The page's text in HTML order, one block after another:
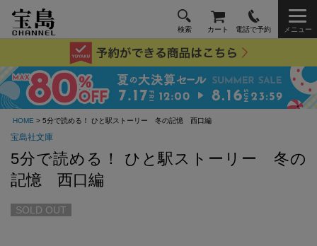
検索 カート 電話で予約 メニュー
HOME > 5分で読める！ ひと駅ストーリー 冬の記憶 西口編
宝島社文庫
5分で読める！ ひと駅ストーリー 冬の
記憶 西口編
SOLD OUT